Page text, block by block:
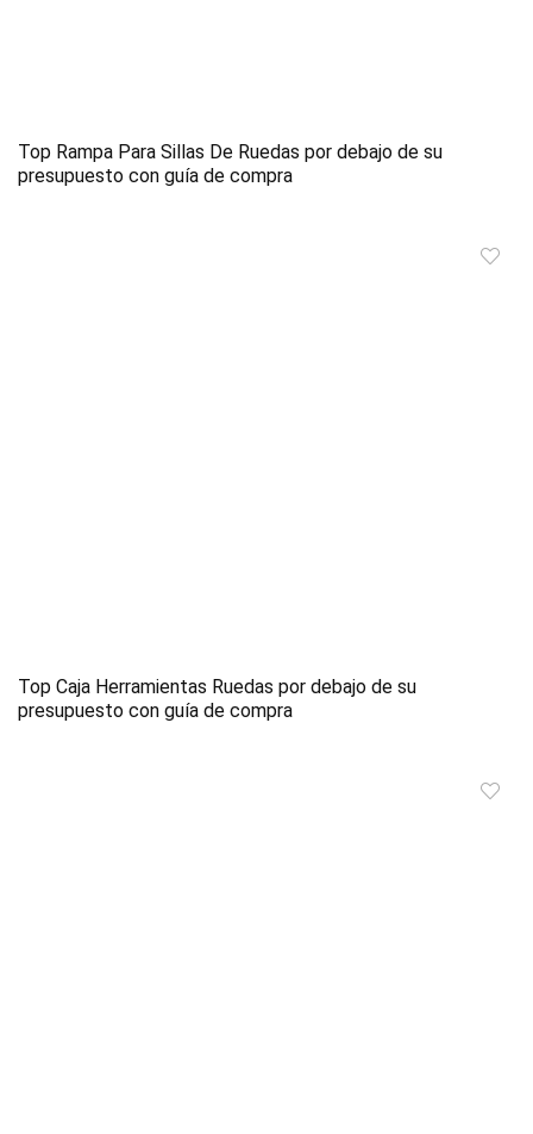
Top Rampa Para Sillas De Ruedas por debajo de su
presupuesto con guía de compra
Top Caja Herramientas Ruedas por debajo de su
presupuesto con guía de compra